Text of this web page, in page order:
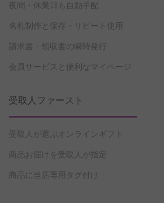
系
ー ホワイトロー
夜間・休業日も自動手配
名札制作と保存・リピート使用
請求書・領収書の瞬時発行
会員サービスと便利なマイページ
受取人ファースト
受取人が選ぶオンラインギフト
商品お届けを受取人が指定
商品に当店専用タグ付け